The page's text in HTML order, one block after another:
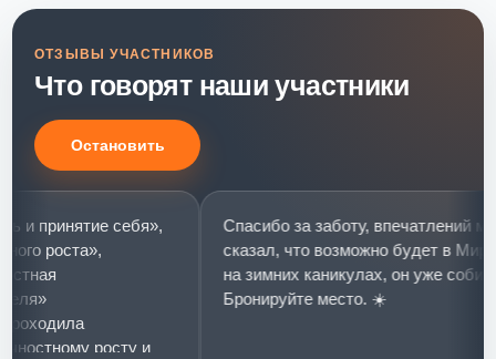
ОТЗЫВЫ УЧАСТНИКОВ
Что говорят наши участники
Остановить
себя»,
роста»,
росту и
Спасибо за заботу, впечатлений
сказал, что возможно будет в Мир
на зимних каникулах, он уже
Бронируйте место. ☀️